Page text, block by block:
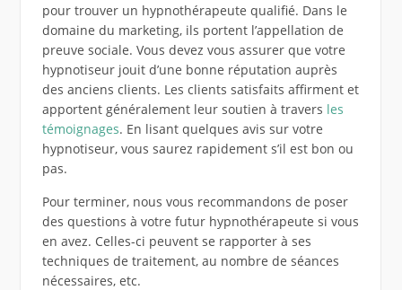
pour trouver un hypnothérapeute qualifié. Dans le
domaine du marketing, ils portent l’appellation de
preuve sociale. Vous devez vous assurer que votre
hypnotiseur jouit d’une bonne réputation auprès
des anciens clients. Les clients satisfaits affirment et
apportent généralement leur soutien à travers les
témoignages. En lisant quelques avis sur votre
hypnotiseur, vous saurez rapidement s’il est bon ou
pas.
Pour terminer, nous vous recommandons de poser
des questions à votre futur hypnothérapeute si vous
en avez. Celles-ci peuvent se rapporter à ses
techniques de traitement, au nombre de séances
nécessaires, etc.